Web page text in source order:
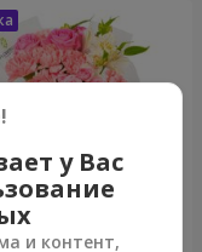
у Вас
и контент,